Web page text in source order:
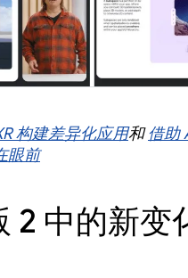
构建差异化应用和借助
眼前
2 中的新变